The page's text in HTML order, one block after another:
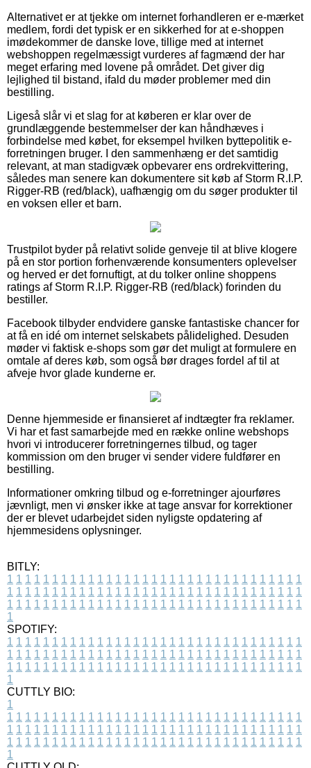
Alternativet er at tjekke om internet forhandleren er e-mærket
medlem, fordi det typisk er en sikkerhed for at e-shoppen
imødekommer de danske love, tillige med at internet
webshoppen regelmæssigt vurderes af fagmænd der har
meget erfaring med lovene på området. Det giver dig
lejlighed til bistand, ifald du møder problemer med din
bestilling.
Ligeså slår vi et slag for at køberen er klar over de
grundlæggende bestemmelser der kan håndhæves i
forbindelse med købet, for eksempel hvilken byttepolitik e-
forretningen bruger. I den sammenhæng er det samtidig
relevant, at man stadigvæk opbevarer ens ordrekvittering,
således man senere kan dokumentere sit køb af Storm R.I.P.
Rigger-RB (red/black), uafhængig om du søger produkter til
en voksen eller et barn.
Trustpilot byder på relativt solide genveje til at blive klogere
på en stor portion forhenværende konsumenters oplevelser
og herved er det fornuftigt, at du tolker online shoppens
ratings af Storm R.I.P. Rigger-RB (red/black) forinden du
bestiller.
Facebook tilbyder endvidere ganske fantastiske chancer for
at få en idé om internet selskabets pålidelighed. Desuden
møder vi faktisk e-shops som gør det muligt at formulere en
omtale af deres køb, som også bør drages fordel af til at
afveje hvor glade kunderne er.
Denne hjemmeside er finansieret af indtægter fra reklamer.
Vi har et fast samarbejde med en række online webshops
hvori vi introducerer forretningernes tilbud, og tager
kommission om den bruger vi sender videre fuldfører en
bestilling.
Informationer omkring tilbud og e-forretninger ajourføres
jævnligt, men vi ønsker ikke at tage ansvar for korrektioner
der er blevet udarbejdet siden nyligste opdatering af
hjemmesidens oplysninger.
BITLY:
1 1 1 1 1 1 1 1 1 1 1 1 1 1 1 1 1 1 1 1 1 1 1 1 1 1 1 1 1 1 1 1 1
1 1 1 1 1 1 1 1 1 1 1 1 1 1 1 1 1 1 1 1 1 1 1 1 1 1 1 1 1 1 1 1 1
1 1 1 1 1 1 1 1 1 1 1 1 1 1 1 1 1 1 1 1 1 1 1 1 1 1 1 1 1 1 1 1 1
1
SPOTIFY:
1 1 1 1 1 1 1 1 1 1 1 1 1 1 1 1 1 1 1 1 1 1 1 1 1 1 1 1 1 1 1 1 1
1 1 1 1 1 1 1 1 1 1 1 1 1 1 1 1 1 1 1 1 1 1 1 1 1 1 1 1 1 1 1 1 1
1 1 1 1 1 1 1 1 1 1 1 1 1 1 1 1 1 1 1 1 1 1 1 1 1 1 1 1 1 1 1 1 1
1
CUTTLY BIO:
1
1 1 1 1 1 1 1 1 1 1 1 1 1 1 1 1 1 1 1 1 1 1 1 1 1 1 1 1 1 1 1 1 1
1 1 1 1 1 1 1 1 1 1 1 1 1 1 1 1 1 1 1 1 1 1 1 1 1 1 1 1 1 1 1 1 1
1 1 1 1 1 1 1 1 1 1 1 1 1 1 1 1 1 1 1 1 1 1 1 1 1 1 1 1 1 1 1 1 1
1